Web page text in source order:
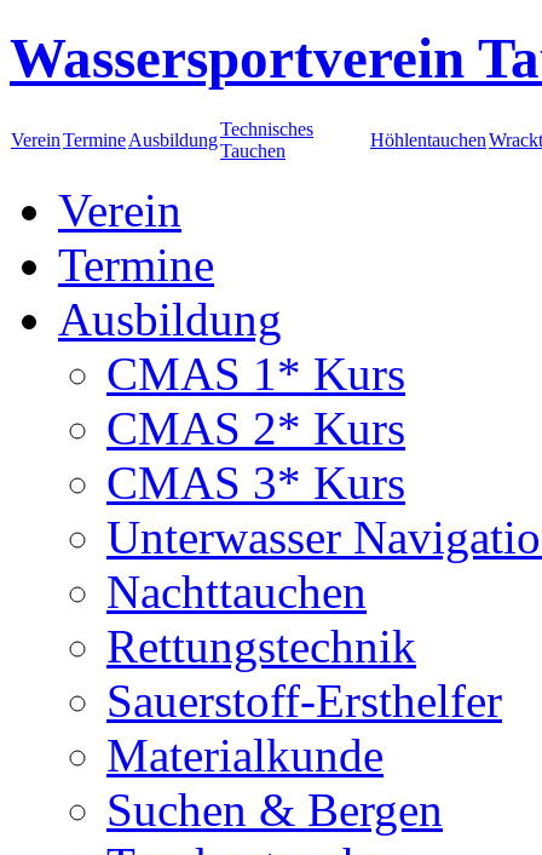
Wassersportverein
VereinTermineAusbildung
Technisches
Tauchen
Höhlentauchen
Verein
Termine
Ausbildung
CMAS 1* Kurs
CMAS 2* Kurs
CMAS 3* Kurs
Unterwasser
Nachttauchen
Rettungstechnik
Sauerstoff-Ersthelfer
Materialkunde
Suchen & Bergen